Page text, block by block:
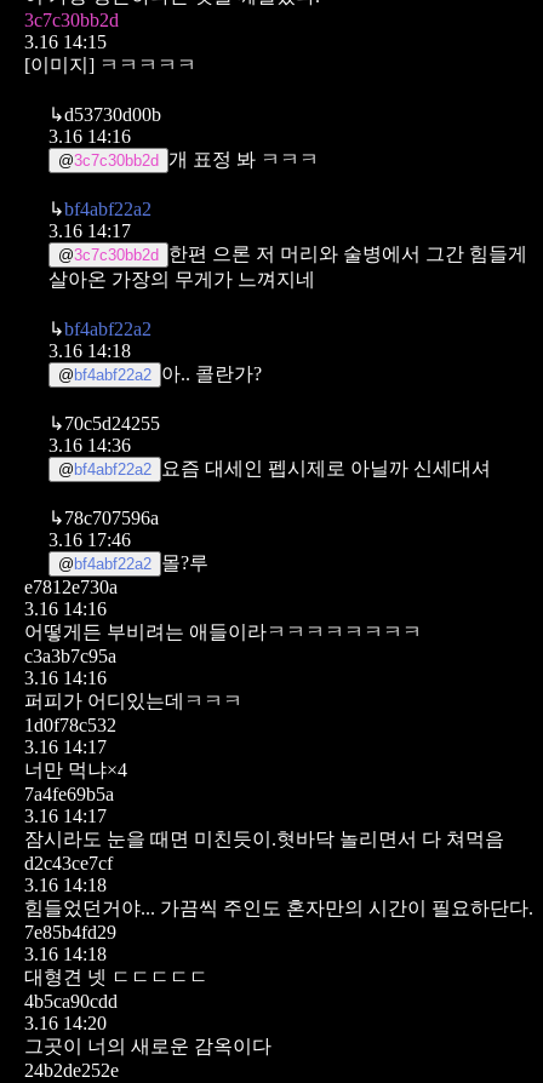
3c7c30bb2d
3.16 14:15
[이미지] ㅋㅋㅋㅋㅋ
↳d53730d00b
3.16 14:16
@3c7c30bb2d 개 표정 봐 ㅋㅋㅋ
↳bf4abf22a2
3.16 14:17
@3c7c30bb2d
한편 으론 저 머리와 술병에서 그간 힘들게
살아온 가장의 무게가 느껴지네
↳bf4abf22a2
3.16 14:18
@ bf4abf22a2 아.. 콜란가?
↳70c5d24255
3.16 14:36
@ bf4abf22a2 요즘 대세인 펩시제로 아닐까 신세대셔
↳78c707596a
3.16 17:46
@ bf4abf22a2 몰?루
e7812e730a
3.16 14:16
어떻게든 부비려는 애들이라ㅋㅋㅋㅋㅋㅋㅋㅋ
c3a3b7c95a
3.16 14:16
퍼피가 어디있는데ㅋㅋㅋ
1d0f78c532
3.16 14:17
너만 먹냐×4
7a4fe69b5a
3.16 14:17
잠시라도 눈을 때면 미친듯이.혓바닥 놀리면서 다 쳐먹음
d2c43ce7cf
3.16 14:18
힘들었던거야... 가끔씩 주인도 혼자만의 시간이 필요하단다.
7e85b4fd29
3.16 14:18
대형견 넷 ㄷㄷㄷㄷㄷ
4b5ca90cdd
3.16 14:20
그곳이 너의 새로운 감옥이다
24b2de252e